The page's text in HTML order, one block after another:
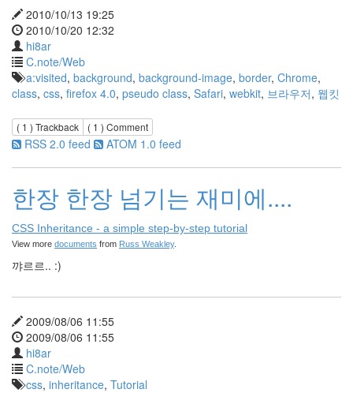
2010/10/13 19:25
2010/10/20 12:32
hi8ar
C.note/Web
a:visited, background, background-image, border, Chrome,
class, css, firefox 4.0, pseudo class, Safari, webkit, 브라우저, 웹킷
( 1 ) Trackback ( 1 ) Comment
RSS 2.0 feed ATOM 1.0 feed
한장 한장 넘기는 재미에....
CSS Inheritance - a simple step-by-step tutorial
View more documents from Russ Weakley.
꺄르르.. :)
2009/08/06 11:55
2009/08/06 11:55
hi8ar
C.note/Web
css, inheritance, Tutorial
635
Dtop
Shot
87
Wallpaper
19
39
forTextcube
forFoobar
19
C.note
Web
68
desktop
Diary
387
Link
2
forSteve
1